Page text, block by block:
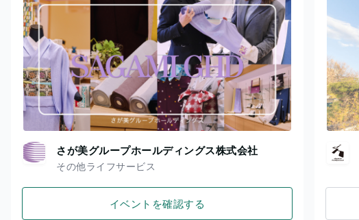
さが美グループホールディングス株式会社
その他ライフサービス
イベントを確認する